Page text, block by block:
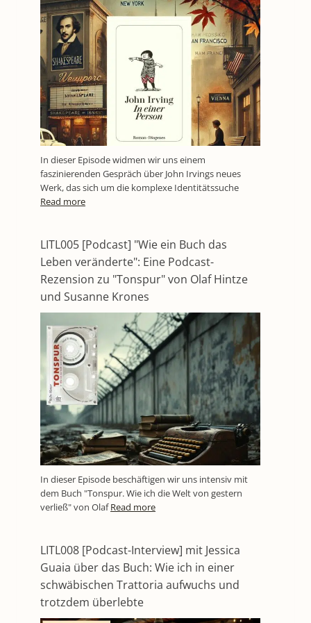
In dieser Episode widmen wir uns einem
faszinierenden Gespräch über John Irvings neues
Werk, das sich um die komplexe Identitätssuche
Read more
LITL005 [Podcast] "Wie ein Buch das
Leben veränderte": Eine Podcast-
Rezension zu "Tonspur" von Olaf Hintze
und Susanne Krones
In dieser Episode beschäftigen wir uns intensiv mit
dem Buch "Tonspur. Wie ich die Welt von gestern
verließ" von OlafRead more
LITL008 [Podcast-Interview] mit Jessica
Guaia über das Buch: Wie ich in einer
schwäbischen Trattoria aufwuchs und
trotzdem überlebte